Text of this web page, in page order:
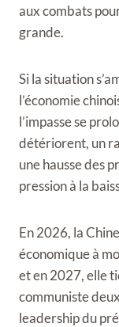
aux combats
grande.
Si la situation
l’économie
l’impasse se
détériorent, un
une hausse des
pression à la
En 2026, la
économique à
et en 2027, elle
communiste
leadership du